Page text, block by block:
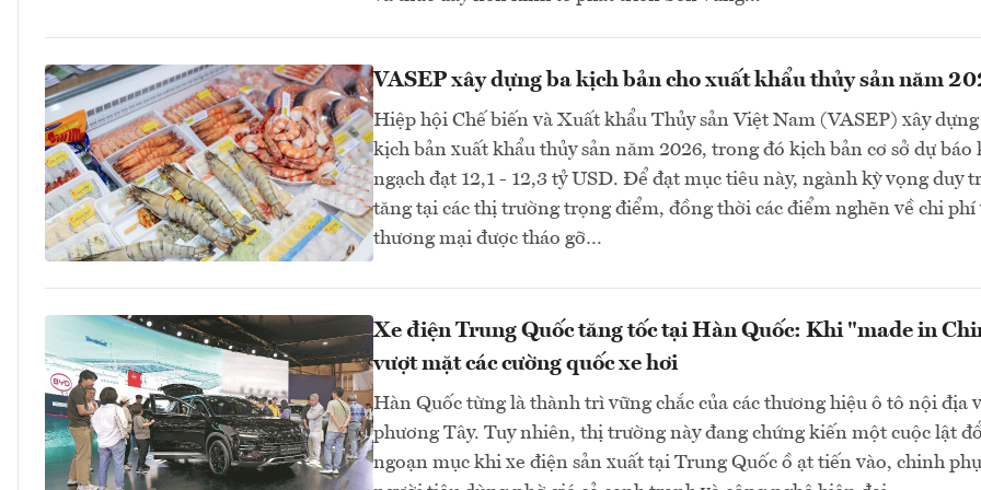
VASEP xây dựng ba kịch bản cho xuất khẩu thủy sản năm
Hiệp hội Chế biến và Xuất khẩu Thủy sản Việt Nam (VASEP) xây dựng
kịch bản xuất khẩu thủy sản năm 2026, trong đó kịch bản cơ sở dự báo
ngạch đạt 12,1 - 12,3 tỷ USD. Để đạt mục tiêu này, ngành kỳ vọng duy
tăng tại các thị trường trọng điểm, đồng thời các điểm nghẽn về chi phí
thương mại được tháo gỡ…
Xe điện Trung Quốc tăng tốc tại Hàn Quốc: Khi "made in
vượt mặt các cường quốc xe hơi
Hàn Quốc từng là thành trì vững chắc của các thương hiệu ô tô nội địa
phương Tây. Tuy nhiên, thị trường này đang chứng kiến một cuộc lật đổ
ngoạn mục khi xe điện sản xuất tại Trung Quốc ồ ạt tiến vào, chinh